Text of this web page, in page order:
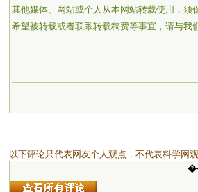
其他媒体、网站或个人从本网站转载使用，须
希望被转载或者联系转载稿费等事宜，请与我
以下评论只代表网友个人观点，不代表科学网观